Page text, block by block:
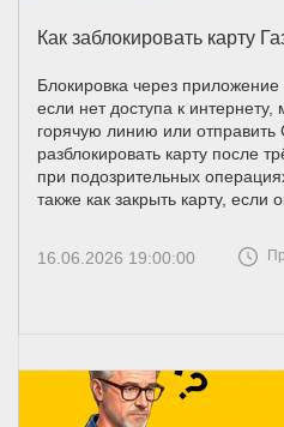
Как заблокировать карту
Блокировка через
если нет доступа к
горячую линию или
разблокировать карту после
при подозрительных
также как закрыть карту, если
16.06.2026 19:00:00